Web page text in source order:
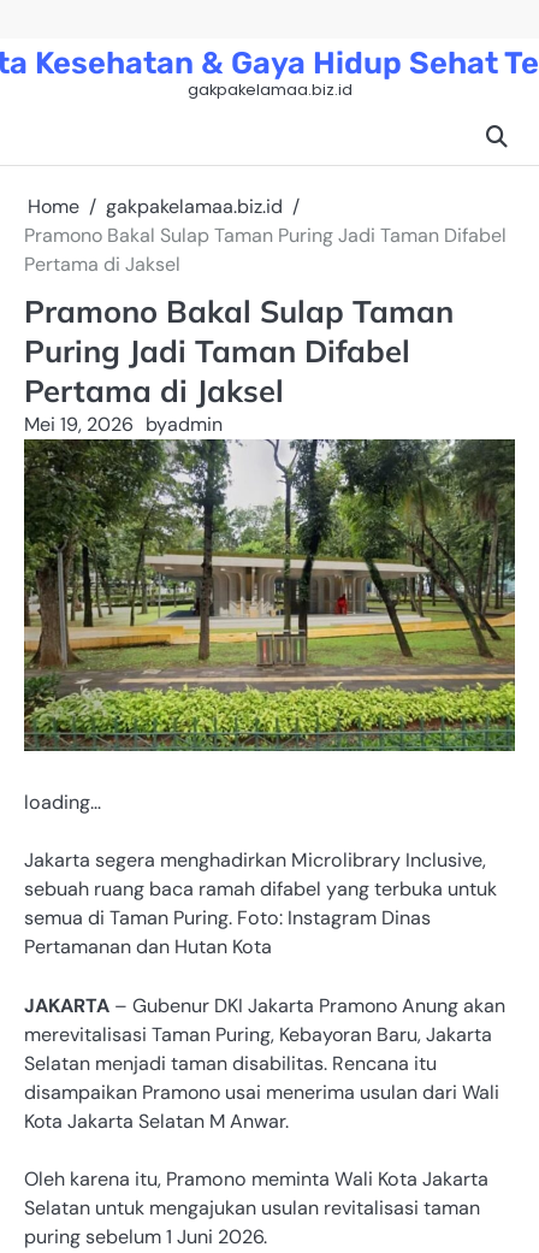
content
Kesehatan & Gaya Hidup Sehat
gakpakelamaa.biz.id
Home
gakpakelamaa.biz.id
Pramono Bakal Sulap Taman Puring Jadi Taman Difabel
Pertama di Jaksel
Pramono Bakal Sulap Taman
Puring Jadi Taman Difabel
Pertama di Jaksel
Mei 19, 2026 byadmin
loading…
Jakarta segera menghadirkan Microlibrary Inclusive,
sebuah ruang baca ramah difabel yang terbuka untuk
semua di Taman Puring. Foto: Instagram Dinas
Pertamanan dan Hutan Kota
JAKARTA – Gubenur DKI Jakarta Pramono Anung akan
merevitalisasi Taman Puring, Kebayoran Baru, Jakarta
Selatan menjadi taman disabilitas. Rencana itu
disampaikan Pramono usai menerima usulan dari Wali
Kota Jakarta Selatan M Anwar.
Oleh karena itu, Pramono meminta Wali Kota Jakarta
Selatan untuk mengajukan usulan revitalisasi taman
puring sebelum 1 Juni 2026.